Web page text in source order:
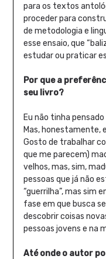
para os textos
proceder para
de metodologia e
esse ensaio, que
estudar ou praticar
Por que a
seu livro?
Eu não tinha
Mas, honestamente,
Gosto de trabalhar
que me parecem)
velhos, mas, sim,
pessoas que já não
“guerrilha”, mas sim
fase em que busca
descobrir coisas
pessoas jovens e na
Até onde o autor